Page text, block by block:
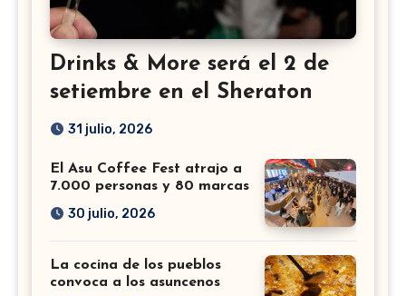
Drinks & More será el 2 de
setiembre en el Sheraton
31 julio, 2026
El Asu Coffee Fest atrajo a
7.000 personas y 80 marcas
30 julio, 2026
La cocina de los pueblos
convoca a los asuncenos